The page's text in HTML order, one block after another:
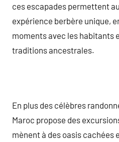
ces escapades permettent
expérience berbère unique,
moments avec les habitants
traditions ancestrales.
En plus des célèbres
Maroc propose des
mènent à des oasis cachées